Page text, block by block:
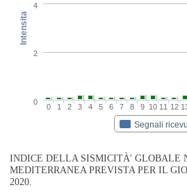
Intensita
Segnali
0 1 2 3 4 5 6 7 8 9 10 11 12
0
2
4
INDICE DELLA SISMICITÀ' GLOBALE
MEDITERRANEA PREVISTA PER IL
2020.